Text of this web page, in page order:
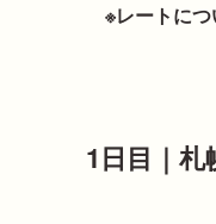
※レートにつ
1日目｜